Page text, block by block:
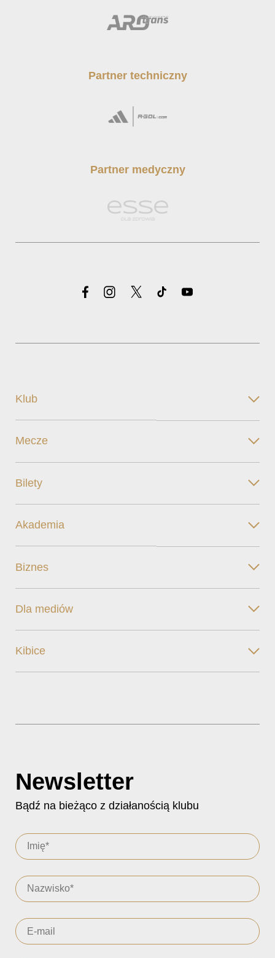
Partner techniczny
Partner medyczny
Klub
Mecze
Bilety
Akademia
Biznes
Dla mediów
Kibice
Newsletter
Bądź na bieżąco z działanością klubu